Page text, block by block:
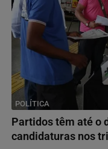
POLÍTICA
Partidos têm até o
candidaturas nos